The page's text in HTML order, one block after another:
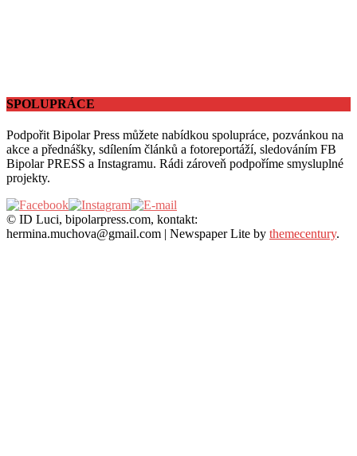
SPOLUPRÁCE
Podpořit Bipolar Press můžete nabídkou spolupráce, pozvánkou na
akce a přednášky, sdílením článků a fotoreportáží, sledováním FB
Bipolar PRESS a Instagramu. Rádi zároveň podpoříme smysluplné
projekty.
© ID Luci, bipolarpress.com, kontakt:
hermina.muchova@gmail.com | Newspaper Lite by themecentury.